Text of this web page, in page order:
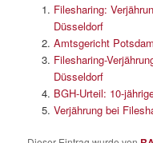
Filesharing:
Düsseldorf
Amtsgericht
Filesharing-
Düsseldorf
BGH-Urteil: 10-
Verjährung bei